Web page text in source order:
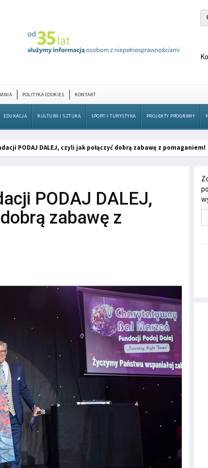
POLITYKA COOKIES KONTAKT
EDUKACJA KULTURA I SZTUKA SPORT I TURYSTYKA PROJEKTY PROGRAMY
PODAJ DALEJ, czyli jak połączyć dobrą zabawę z pomaganiem!
PODAJ DALEJ,
zabawę z